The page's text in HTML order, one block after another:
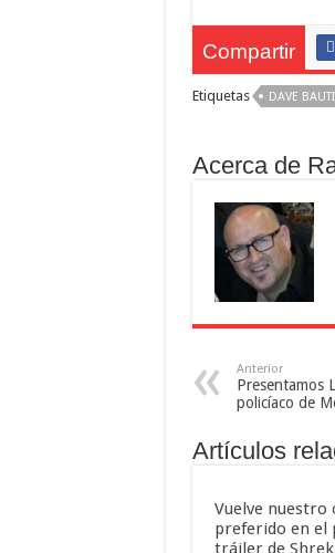
Compartir
Etiquetas DAVE
Acerca de
Anterior
Presentamos
policíaco de
Artículos
Vuelve nuestro
preferido en el
tráiler de Shrek